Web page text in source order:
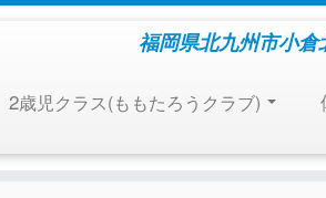
福岡県北九州市小
2歳児クラス(ももたろうクラブ)